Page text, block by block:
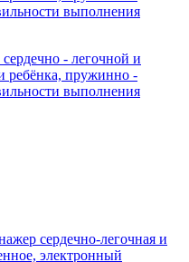
- легочной и
ребёнка, пружинно -
выполнения